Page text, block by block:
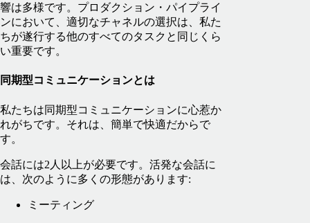
響は多様です。プロダクション・パイプライ
ンにおいて、適切なチャネルの選択は、私た
ちが遂行する他のすべてのタスクと同じくら
い重要です。
同期型コミュニケーションとは
私たちは同期型コミュニケーションに心惹か
れがちです。それは、簡単で快適だからで
す。
会話には2人以上が必要です。活発な会話に
は、次のように多くの形態があります:
ミーティング